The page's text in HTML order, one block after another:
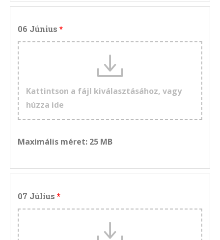
06 Június
Kattintson a fájl kiválasztásához, vagy
húzza ide
Maximális méret: 25 MB
07 Július